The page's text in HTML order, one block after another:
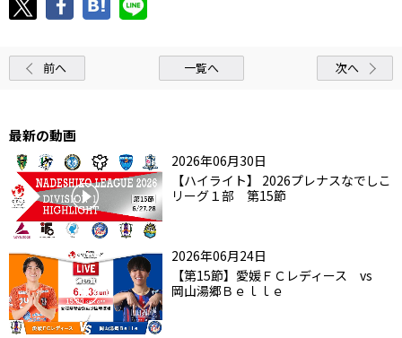
前へ 一覧へ 次へ
最新の動画
2026年06月30日
【ハイライト】 2026プレナスなでしこ
リーグ１部 第15節
2026年06月24日
【第15節】愛媛ＦＣレディース vs
岡山湯郷Ｂｅｌｌｅ